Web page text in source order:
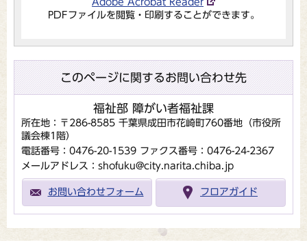
PDFファイルを閲覧・印刷することができます。
このページに関するお問い合わせ先
福祉部 障がい者福祉課
所在地：〒286-8585 千葉県成田市花崎町760番地（市役所
議会棟1階）
電話番号：0476-20-1539 ファクス番号：0476-24-2367
メールアドレス：shofuku@city.narita.chiba.jp
お問い合わせフォーム フロアガイド